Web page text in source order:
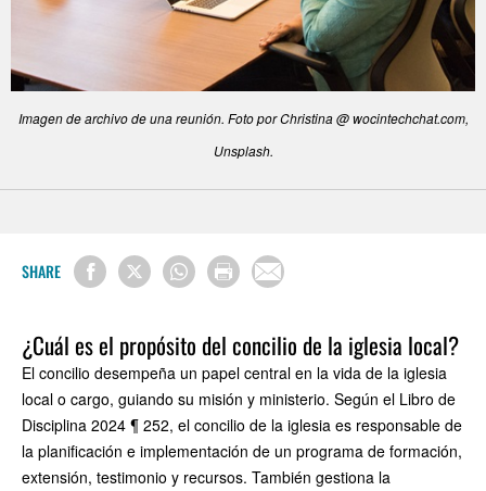
Imagen de archivo de una reunión. Foto por Christina @ wocintechchat.com,
Unsplash.
SHARE
¿Cuál es el propósito del concilio de la iglesia local?
El concilio desempeña un papel central en la vida de la iglesia
local o cargo, guiando su misión y ministerio. Según el Libro de
Disciplina 2024 ¶ 252, el concilio de la iglesia es responsable de
la planificación e implementación de un programa de formación,
extensión, testimonio y recursos. También gestiona la